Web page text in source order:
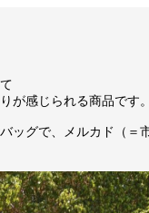
が感じられる商品です。
ッグで、メルカド（＝